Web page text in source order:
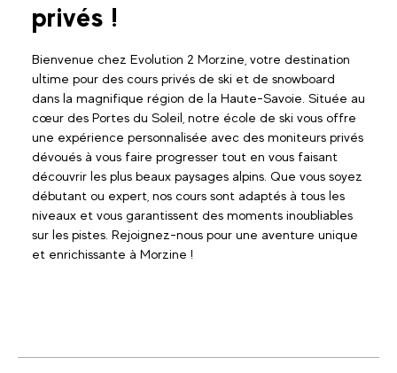
privés !
Bienvenue chez Evolution 2 Morzine, votre destination
ultime pour des cours privés de ski et de snowboard
dans la magnifique région de la Haute-Savoie. Située au
cœur des Portes du Soleil, notre école de ski vous offre
une expérience personnalisée avec des moniteurs privés
dévoués à vous faire progresser tout en vous faisant
découvrir les plus beaux paysages alpins. Que vous soyez
débutant ou expert, nos cours sont adaptés à tous les
niveaux et vous garantissent des moments inoubliables
sur les pistes. Rejoignez-nous pour une aventure unique
et enrichissante à Morzine !